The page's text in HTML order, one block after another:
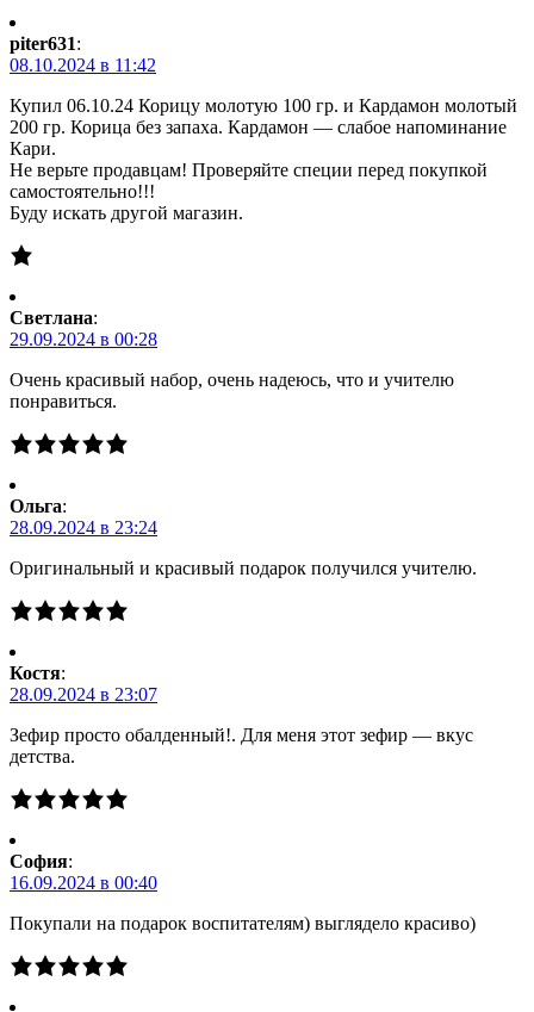
piter631:
08.10.2024 в 11:42
Купил 06.10.24 Корицу молотую 100 гр. и Кардамон молотый
200 гр. Корица без запаха. Кардамон — слабое напоминание
Кари.
Не верьте продавцам! Проверяйте специи перед покупкой
самостоятельно!!!
Буду искать другой магазин.
Светлана:
29.09.2024 в 00:28
Очень красивый набор, очень надеюсь, что и учителю
понравиться.
Ольга:
28.09.2024 в 23:24
Оригинальный и красивый подарок получился учителю.
Костя:
28.09.2024 в 23:07
Зефир просто обалденный!. Для меня этот зефир — вкус
детства.
Cофия:
16.09.2024 в 00:40
Покупали на подарок воспитателям) выглядело красиво)